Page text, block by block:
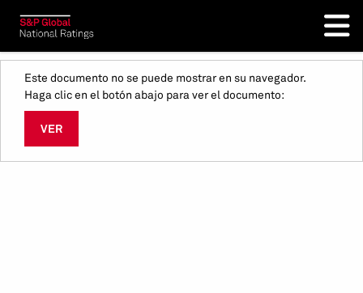
Este documento no se puede mostrar en su navegador.
Haga clic en el botón abajo para ver el documento:
VER